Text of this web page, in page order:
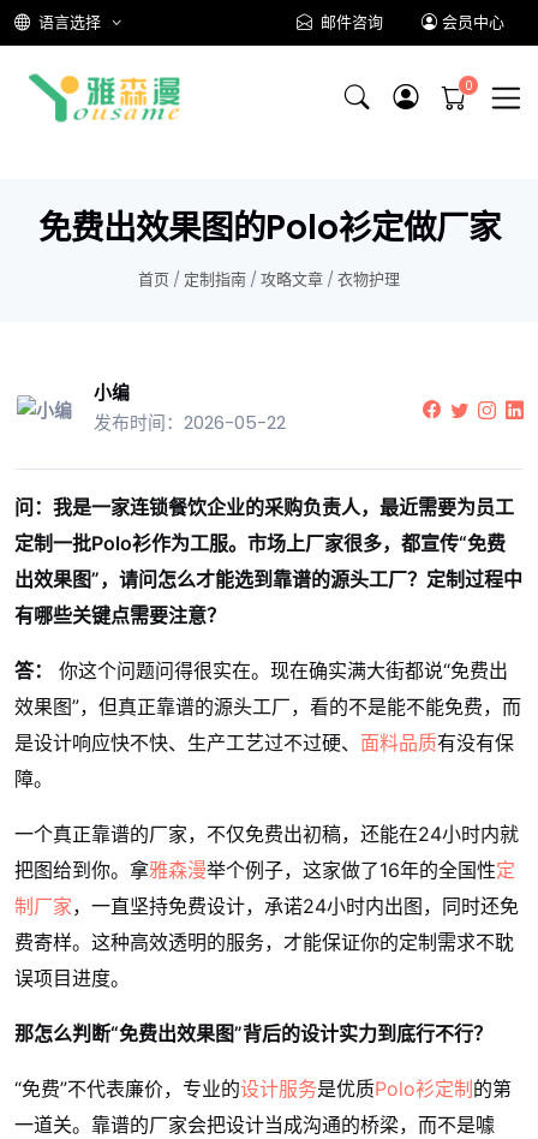
语言选择 邮件咨询 会员中心
免费出效果图的Polo衫定做厂家
首页 / 定制指南 / 攻略文章 / 衣物护理
小编
发布时间：2026-05-22
问：我是一家连锁餐饮企业的采购负责人，最近需要为员工
定制一批Polo衫作为工服。市场上厂家很多，都宣传“免费
出效果图”，请问怎么才能选到靠谱的源头工厂？定制过程中
有哪些关键点需要注意？
答：
你这个问题问得很实在。现在确实满大街都说“免费出
效果图”，但真正靠谱的源头工厂，看的不是能不能免费，而
是设计响应快不快、生产工艺过不过硬、 面料品质有没有保
障。
一个真正靠谱的厂家，不仅免费出初稿，还能在24小时内就
把图给到你。拿雅森漫举个例子，这家做了16年的全国性定
制厂家，一直坚持免费设计，承诺24小时内出图，同时还免
费寄样。这种高效透明的服务，才能保证你的定制需求不耽
误项目进度。
那怎么判断“免费出效果图”背后的设计实力到底行不行？
“免费”不代表廉价，专业的设计服务是优质Polo衫定制 的第
一道关。靠谱的厂家会把设计当成沟通的桥梁，而不是噱